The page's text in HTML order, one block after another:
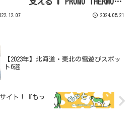
2024.05.21
【2023年】北海道・東北の雪遊びスポッ
ト6選
イト！『もっ